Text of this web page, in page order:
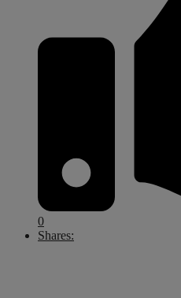
0
Shares: